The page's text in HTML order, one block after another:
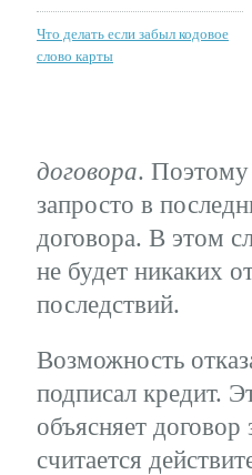
Что делать если забыл кодовое
слово карты
договора. Поэтому
запросто в
договора. В этом
не будет никаких
последствий.
Возможность
подписал кредит.
объясняет
считается